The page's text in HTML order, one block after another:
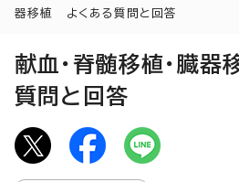
器移植 よくある質問と回答
献血・脊髄移植・臓
質問と回答